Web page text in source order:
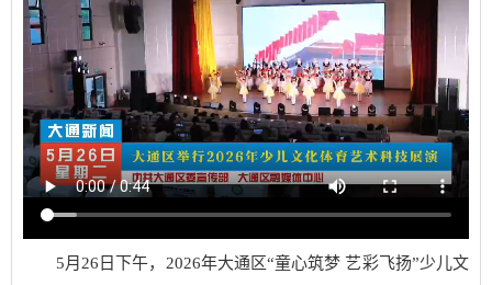
5月26日下午，2026年大通区“童心筑梦 艺彩飞扬”少儿文